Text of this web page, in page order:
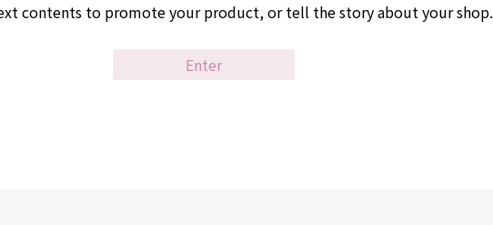
contents to promote your product, or tell the story about your shop.
Enter